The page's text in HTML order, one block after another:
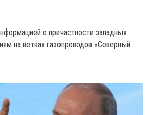
о причастности западных
на ветках газопроводов «Северный